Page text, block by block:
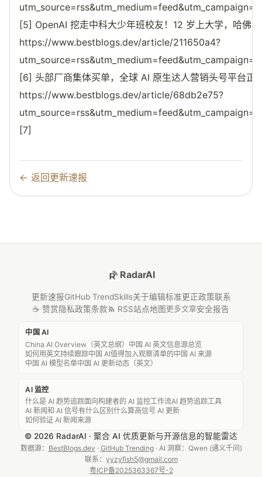
[5] OpenAI 挖走中科大少年班校友！12 岁上大学，哈佛
https://www.bestblogs.dev/article/211650a4?
[6] 头部厂商集体买单，全球 AI 原生达人营销头号平台正
https://www.bestblogs.dev/article/68db2e75?
[7]
← 返回更新速报
RadarAI
更新速报GitHub TrendSkills关于编辑标准更正政策联系
☕ 赞赏隐私政策条款 RSS站点地图 更多文章安全报告
中国 AI
China AI Overview（英文总纲） 中国 AI 英文信息源总览
如何用英文持续跟踪中国 AI值得加入观察清单的中国 AI 来源
中国 AI 模型名单中国 AI 更新动态（英文）
AI 监控
什么是 AI 趋势追踪面向构建者的 AI 监控工作流AI 趋势追踪工具
AI 新闻和 AI 信号有什么区别什么算高信号 AI 更新
如何验证 AI 新闻来源
© 2026 RadarAI · 聚合 AI 优质更新与开源信息的智能雷达
数据源： BestBlogs.dev · GitHub Trending· AI 洞察：Qwen (通义千问)
联系： yyzyfish5@gmail.com
粤ICP备2025363367号-2